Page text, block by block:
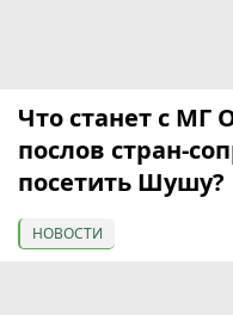
Что станет с МГ
послов стран-
посетить Шушу?
НОВОСТИ